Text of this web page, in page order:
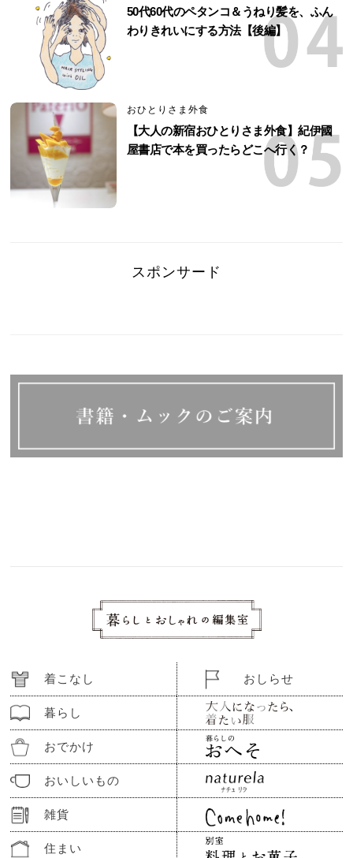
50代60代のペタンコ＆うねり髪を、ふん
わりきれいにする方法【後編】
おひとりさま外食
【大人の新宿おひとりさま外食】紀伊國
屋書店で本を買ったらどこへ行く？
スポンサード
着こなし
暮らし
おでかけ
おいしいもの
雑貨
住まい
おしらせ